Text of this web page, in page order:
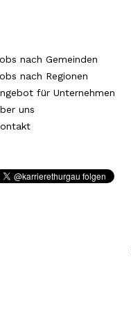
nach Gemeinden
nach Regionen
für Unternehmen
uns